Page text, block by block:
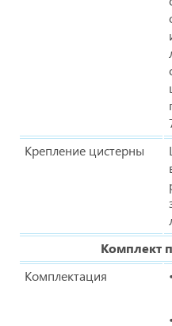
Крепление цистерны
Комплект
Комплектация